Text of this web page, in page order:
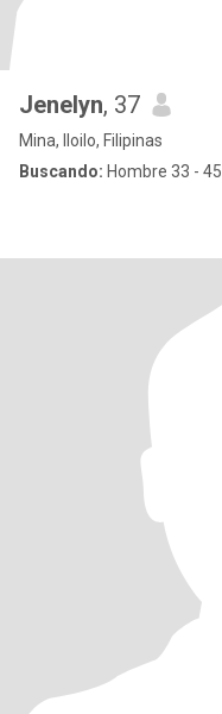
Jenelyn, 37
Mina, Iloilo, Filipinas
Buscando: Hombre 33 - 45